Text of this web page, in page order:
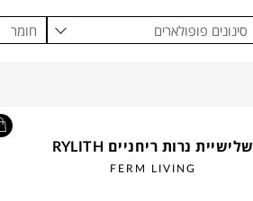
סינונים פופולארים חומר
שלישיית נרות ריחניים RYLITH
FERM LIVING